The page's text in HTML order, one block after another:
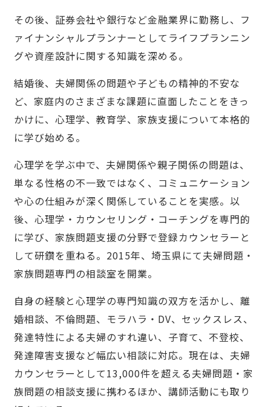
その後、証券会社や銀行など金融業界に勤務し、フ
ァイナンシャルプランナーとしてライフプランニン
グや資産設計に関する知識を深める。
結婚後、夫婦関係の問題や子どもの精神的不安な
ど、家庭内のさまざまな課題に直面したことをきっ
かけに、心理学、教育学、家族支援について本格的
に学び始める。
心理学を学ぶ中で、夫婦関係や親子関係の問題は、
単なる性格の不一致ではなく、コミュニケーション
や心の仕組みが深く関係していることを実感。以
後、心理学・カウンセリング・コーチングを専門的
に学び、家族問題支援の分野で登録カウンセラーと
して研鑽を重ねる。2015年、埼玉県にて夫婦問題・
家族問題専門の相談室を開業。
自身の経験と心理学の専門知識の双方を活かし、離
婚相談、不倫問題、モラハラ・DV、セックスレス、
発達特性による夫婦のすれ違い、子育て、不登校、
発達障害支援など幅広い相談に対応。現在は、夫婦
カウンセラーとして13,000件を超える夫婦問題・家
族問題の相談支援に携わるほか、講師活動にも取り